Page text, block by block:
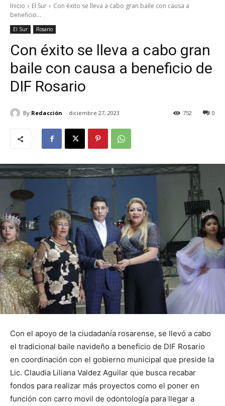
Inicio El Sur
Con éxito se lleva a cabo gran baile con causa a
beneficio...
El Sur Rosario
Con éxito se lleva a cabo gran
baile con causa a beneficio de
DIF Rosario
By Redacción diciembre 27, 2023 0
752
Con el apoyo de la ciudadanía rosarense, se llevó a cabo
el tradicional baile navideño a beneficio de DIF Rosario
en coordinación con el gobierno municipal que preside la
Lic. Claudia Liliana Valdez Aguilar que busca recabar
fondos para realizar más proyectos como el poner en
función con carro movil de odontología para llegar a